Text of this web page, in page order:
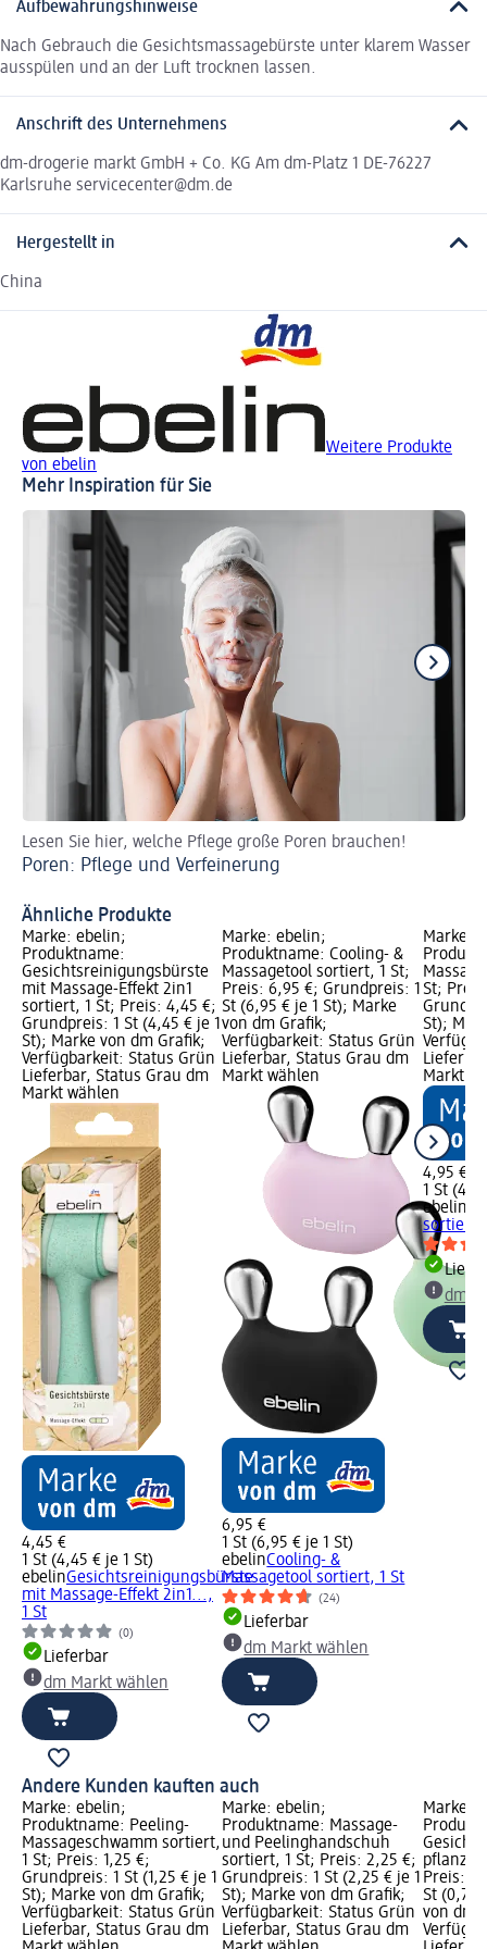
Aufbewahrungshinweise
Nach Gebrauch die Gesichtsmassagebürste unter klarem Wasser
ausspülen und an der Luft trocknen lassen.
Anschrift des Unternehmens
dm-drogerie markt GmbH + Co. KG Am dm-Platz 1 DE-76227
Karlsruhe servicecenter@dm.de
Hergestellt in
China
Weitere Produkte
von ebelin
Mehr Inspiration für Sie
Lesen Sie hier, welche Pflege große Poren brauchen!
Poren: Pflege und Verfeinerung
Ähnliche Produkte
Marke: ebelin;
Produktname:
Gesichtsreinigungsbürste
mit Massage-Effekt 2in1
sortiert, 1 St; Preis: 4,45 €;
Grundpreis: 1 St (4,45 € je 1
St); Marke von dm Grafik;
Verfügbarkeit: Status Grün
Lieferbar, Status Grau dm
Markt wählen
4,45 €
1 St (4,45 € je 1 St)
ebelinGesichtsreinigungsbürste
mit Massage-Effekt 2in1...,
1 St
(0)
Lieferbar
dm Markt wählen
Marke: ebelin;
Produktname: Cooling- &
Massagetool sortiert, 1 St;
Preis: 6,95 €; Grundpreis: 1
St (6,95 € je 1 St); Marke
von dm Grafik;
Verfügbarkeit: Status Grün
Lieferbar, Status Grau dm
Markt wählen
6,95 €
1 St (6,95 € je 1 St)
ebelinCooling- &
Massagetool sortiert, 1 St
(24)
Lieferbar
dm Markt wählen
Marke:
St;
St);
Markt
4,95 €
1 St
ebelin
sortiert,
dm
Andere Kunden kauften auch
Marke: ebelin;
Produktname: Peeling-
Massageschwamm sortiert,
1 St; Preis: 1,25 €;
Grundpreis: 1 St (1,25 € je 1
St); Marke von dm Grafik;
Verfügbarkeit: Status Grün
Lieferbar, Status Grau dm
Marke: ebelin;
Produktname: Massage-
und Peelinghandschuh
sortiert, 1 St; Preis: 2,25 €;
Grundpreis: 1 St (2,25 € je 1
St); Marke von dm Grafik;
Verfügbarkeit: Status Grün
Lieferbar, Status Grau dm
Marke:
Preis:
St (0,73
von dm